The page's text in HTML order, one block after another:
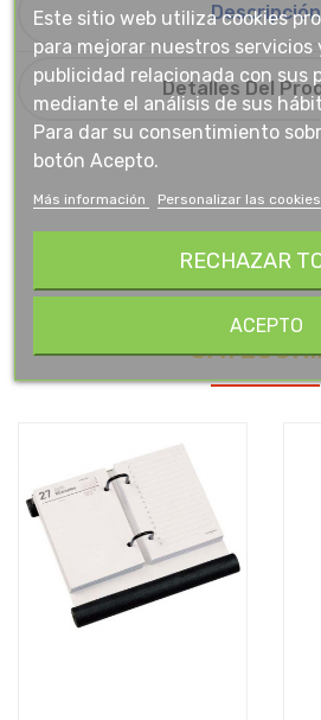
Descripción
Detalles Del
16 OTROS
Este sitio web utiliza cookies
para mejorar nuestros servicios
publicidad relacionada con sus
mediante el análisis de sus
Para dar su consentimiento
botón Acepto.
Más información Personalizar las cookies
RECHAZAR
ACEPTO